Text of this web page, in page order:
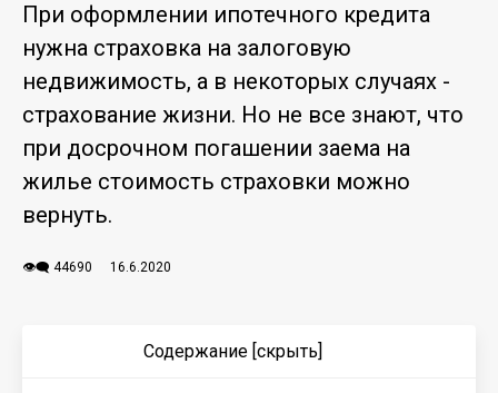
При оформлении ипотечного кредита
нужна страховка на залоговую
недвижимость, а в некоторых случаях -
страхование жизни. Но не все знают, что
при досрочном погашении заема на
жилье стоимость страховки можно
вернуть.
👁️‍🗨️ 44690 16.6.2020
Содержание [скрыть]